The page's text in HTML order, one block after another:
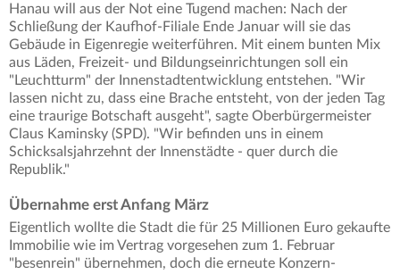
Hanau will aus der Not eine Tugend machen: Nach der
Schließung der Kaufhof-Filiale Ende Januar will sie das
Gebäude in Eigenregie weiterführen. Mit einem bunten Mix
aus Läden, Freizeit- und Bildungseinrichtungen soll ein
"Leuchtturm" der Innenstadtentwicklung entstehen. "Wir
lassen nicht zu, dass eine Brache entsteht, von der jeden Tag
eine traurige Botschaft ausgeht", sagte Oberbürgermeister
Claus Kaminsky (SPD). "Wir befinden uns in einem
Schicksalsjahrzehnt der Innenstädte - quer durch die
Republik."
Übernahme erst Anfang März
Eigentlich wollte die Stadt die für 25 Millionen Euro gekaufte
Immobilie wie im Vertrag vorgesehen zum 1. Februar
"besenrein" übernehmen, doch die erneute Konzern-